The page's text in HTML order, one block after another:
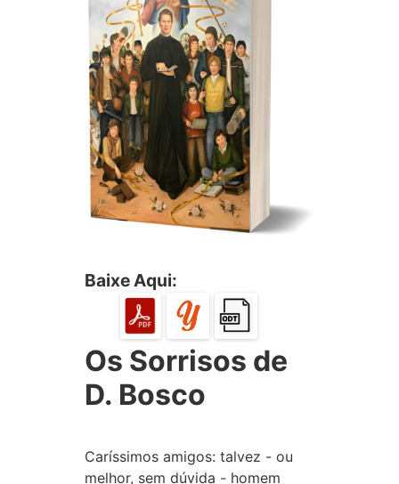
Baixe Aqui:
Os Sorrisos de
D. Bosco
Caríssimos amigos: talvez - ou
melhor, sem dúvida - homem